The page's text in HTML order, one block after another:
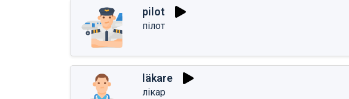
pilot
пілот
läkare
лікар